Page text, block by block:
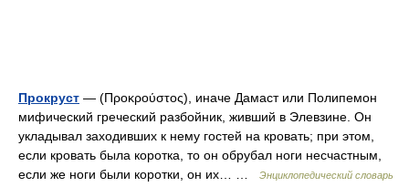
Прокруст — (Προκρούστος), иначе Дамаст или Полипемон
мифический греческий разбойник, живший в Элевзине. Он
укладывал заходивших к нему гостей на кровать; при этом,
если кровать была коротка, то он обрубал ноги несчастным,
если же ноги были коротки, он их… …
Энциклопедический словарь